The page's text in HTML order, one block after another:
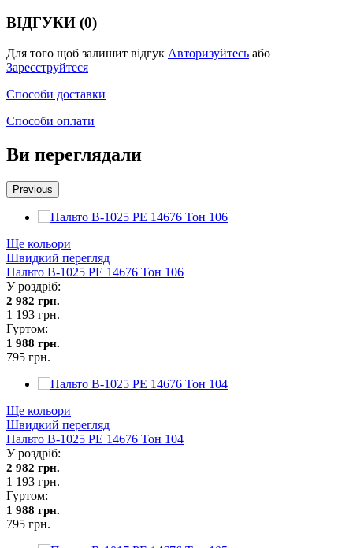
ВІДГУКИ (0)
Для того щоб залишит відгук Авторизуйтесь або
Зареєструйтеся
Способи доставки
Способи оплати
Ви переглядали
Previous
Ще кольори
Швидкий перегляд
Пальто В-1025 PE 14676 Тон 106
У роздріб:
2 982 грн.
1 193 грн.
Гуртом:
1 988 грн.
795 грн.
Ще кольори
Швидкий перегляд
Пальто В-1025 PE 14676 Тон 104
У роздріб:
2 982 грн.
1 193 грн.
Гуртом:
1 988 грн.
795 грн.